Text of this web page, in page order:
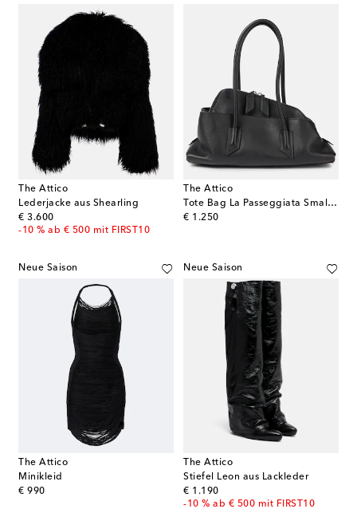
The Attico
Lederjacke aus Shearling
€ 3.600
original price
-10 % ab € 500 mit FIRST10
The Attico
Tote Bag La Passeggiata Small aus Leder
€ 1.250
original price
Neue Saison
The Attico
Minikleid
€ 990
original price
Neue Saison
The Attico
Stiefel Leon aus Lackleder
€ 1.190
original price
-10 % ab € 500 mit FIRST10